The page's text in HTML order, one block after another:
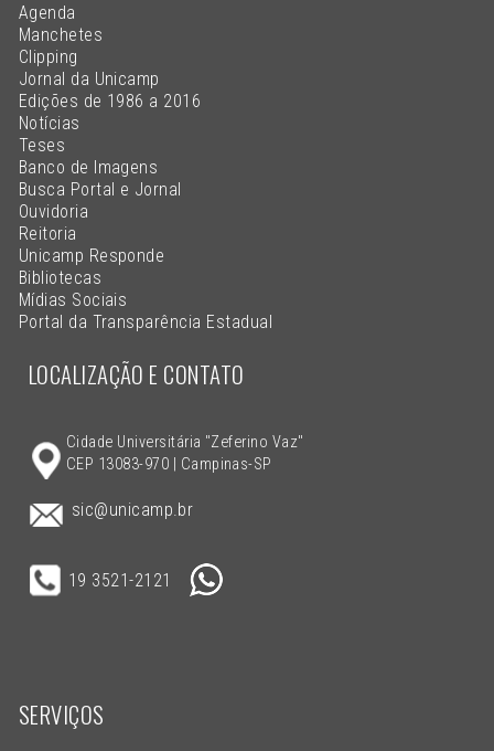
Agenda
Manchetes
Clipping
Jornal da Unicamp
Edições de 1986 a 2016
Notícias
Teses
Banco de Imagens
Busca Portal e Jornal
Ouvidoria
Reitoria
Unicamp Responde
Bibliotecas
Mídias Sociais
Portal da Transparência Estadual
LOCALIZAÇÃO E CONTATO
Cidade Universitária "Zeferino Vaz"
CEP 13083-970 | Campinas-SP
sic@unicamp.br
19 3521-2121
SERVIÇOS